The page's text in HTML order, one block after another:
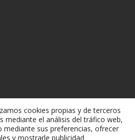
cookies propias y de terceros
mediante el análisis del tráfico web,
mediante sus preferencias, ofrecer
y mostrarle publicidad